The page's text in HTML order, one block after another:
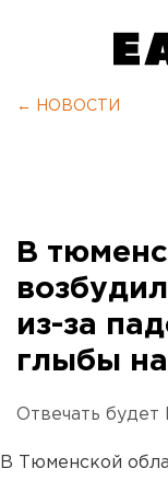
← НОВОСТИ
В
из-за
глыбы
Отвечать
В Тюменской